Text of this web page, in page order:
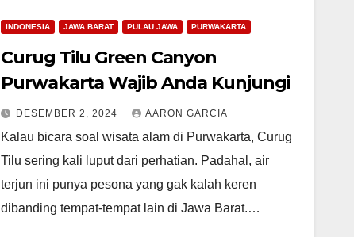
INDONESIA JAWA BARAT PULAU JAWA PURWAKARTA
Curug Tilu Green Canyon
Purwakarta Wajib Anda Kunjungi
DESEMBER 2, 2024 AARON GARCIA
Kalau bicara soal wisata alam di Purwakarta, Curug
Tilu sering kali luput dari perhatian. Padahal, air
terjun ini punya pesona yang gak kalah keren
dibanding tempat-tempat lain di Jawa Barat.…